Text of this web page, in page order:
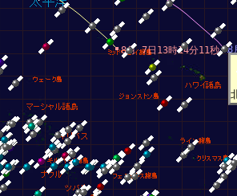
8
8月 7日13時14分11秒